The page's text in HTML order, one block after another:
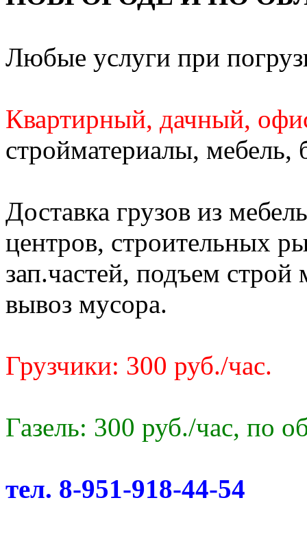
Любые услуги при
Квартирный, дачный,
стройматериалы, мебель,
Доставка грузов из
центров, строительных
зап.частей, подъем строй
вывоз мусора.
Грузчики: 300 руб./час.
Газель: 300 руб./час, по
тел. 8-951-918-44-54